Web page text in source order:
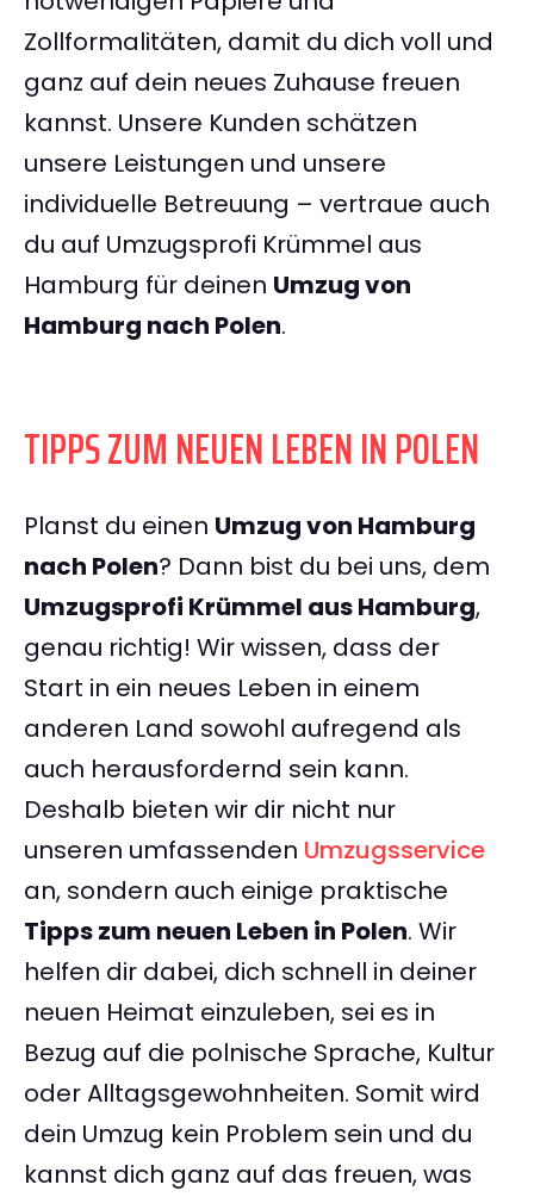
Zollformalitäten, damit du dich voll und
ganz auf dein neues Zuhause freuen
kannst. Unsere Kunden schätzen
unsere Leistungen und unsere
individuelle Betreuung – vertraue auch
du auf Umzugsprofi Krümmel aus
Hamburg für deinen Umzug von
Hamburg nach Polen.
TIPPS ZUM NEUEN LEBEN IN POLEN
Planst du einen Umzug von Hamburg
nach Polen? Dann bist du bei uns, dem
Umzugsprofi Krümmel aus Hamburg,
genau richtig! Wir wissen, dass der
Start in ein neues Leben in einem
anderen Land sowohl aufregend als
auch herausfordernd sein kann.
Deshalb bieten wir dir nicht nur
unseren umfassenden Umzugsservice
an, sondern auch einige praktische
Tipps zum neuen Leben in Polen. Wir
helfen dir dabei, dich schnell in deiner
neuen Heimat einzuleben, sei es in
Bezug auf die polnische Sprache, Kultur
oder Alltagsgewohnheiten. Somit wird
dein Umzug kein Problem sein und du
kannst dich ganz auf das freuen, was